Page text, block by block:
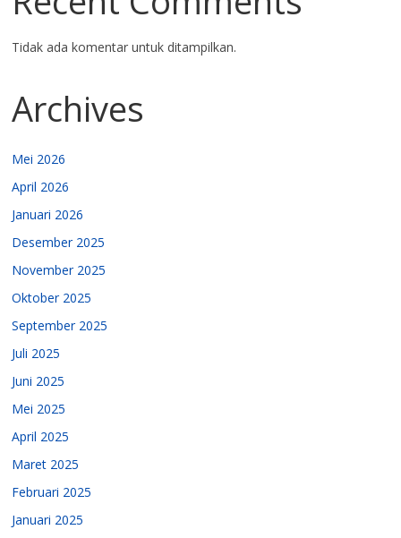
Tidak ada komentar untuk ditampilkan.
Archives
Mei 2026
April 2026
Januari 2026
Desember 2025
November 2025
Oktober 2025
September 2025
Juli 2025
Juni 2025
Mei 2025
April 2025
Maret 2025
Februari 2025
Januari 2025